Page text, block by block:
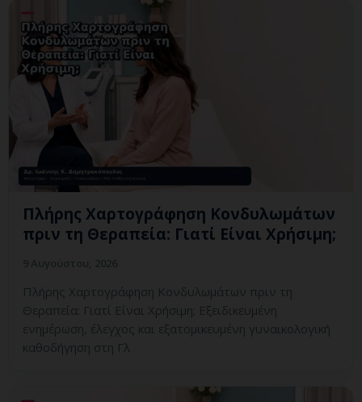
Πλήρης Χαρτογράφηση Κονδυλωμάτων
πριν τη Θεραπεία: Γιατί Είναι Χρήσιμη;
Πλήρης Χαρτογράφηση Κονδυλωμάτων πριν τη
Θεραπεία: Γιατί Είναι Χρήσιμη; Εξειδικευμένη
ενημέρωση, έλεγχος και εξατομικευμένη γυναικολογική
καθοδήγηση στη Γλ